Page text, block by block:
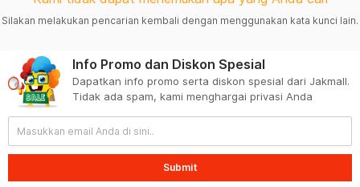
Silakan melakukan pencarian kembali dengan menggunakan kata kunci lain.
Info Promo dan Diskon Spesial
Dapatkan info promo serta diskon spesial dari Jakmall.
Tidak ada spam, kami menghargai privasi Anda
Submit